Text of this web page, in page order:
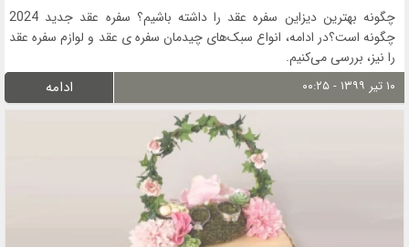
چگونه بهترین دیزاین سفره عقد را داشته باشیم؟ سفره عقد جدید 2024
چگونه است؟در ادامه، انواع سبک‌های چیدمان سفره ی عقد و لوازم سفره عقد
را نیز، بررسی می‌کنیم.
۱۰ تیر ۱۳۹۹ - ۰۰:۲۵ ادامه